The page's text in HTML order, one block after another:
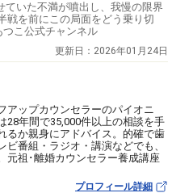
ていた不満が噴出し、我慢の限界
戦を前にこの局面をどう乗り切
こ公式チャンネル
更新日： 2026年01月24日
アップカウンセラーのパイオニ
28年間で35,000件以上の相談を手
るか親身にアドバイス。的確で歯
番組・ラジオ・講演などでも、
元祖･離婚カウンセラー養成講座
プロフィール詳細